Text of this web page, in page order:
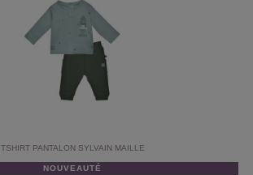
TSHIRT PANTALON SYLVAIN MAILLE
NOUVEAUTÉ